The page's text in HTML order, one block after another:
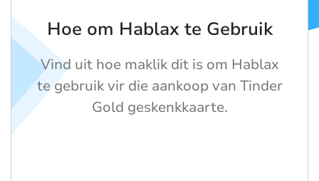
Hoe om Hablax te Gebruik
Vind uit hoe maklik dit is om Hablax
te gebruik vir die aankoop van Tinder
Gold geskenkkaarte.